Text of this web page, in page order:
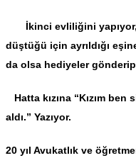
İkinci evliliğini yapıyor,
düştüğü için ayrıldığı
da olsa hediyeler gönderip
Hatta kızına “Kızım
aldı.” Yazıyor.
20 yıl Avukatlık ve